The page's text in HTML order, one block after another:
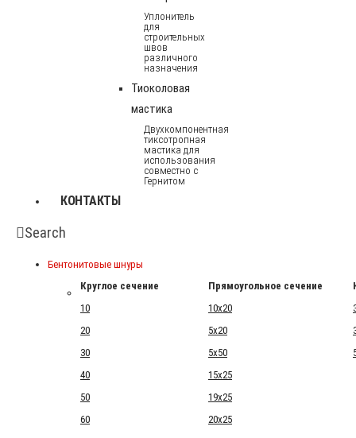
Уплонитель
для
строительных
швов
различного
назначения
Тиоколовая
мастика
Двухкомпонентная
тиксотропная
мастика для
использования
совместно с
Гернитом
КОНТАКТЫ
Search
Бентонитовые шнуры
Круглое сечение
Прямоугольное сечение
10
10x20
20
5x20
30
5x50
40
15x25
50
19x25
60
20x25